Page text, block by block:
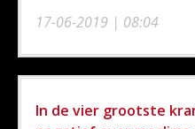
17-06-2019 | 08:04
In de vier grootste